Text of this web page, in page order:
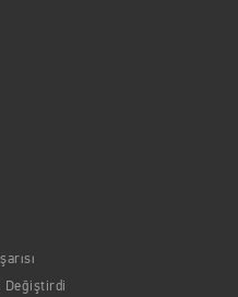
Değiştirdi